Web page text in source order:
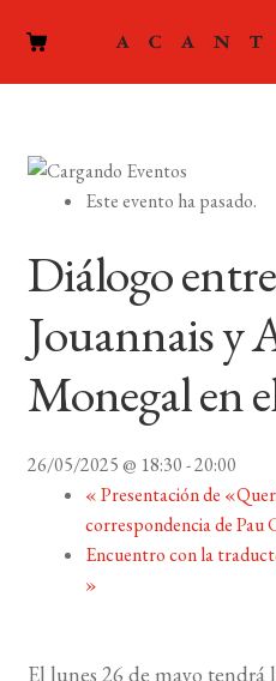
LA
Este evento ha pasado.
Diálogo entre
Jouannais y
Monegal en
26/05/2025 @ 18:30-20:00
«Presentación de
correspondencia de Pau
Encuentro con la
»
El lunes 26 de mayo